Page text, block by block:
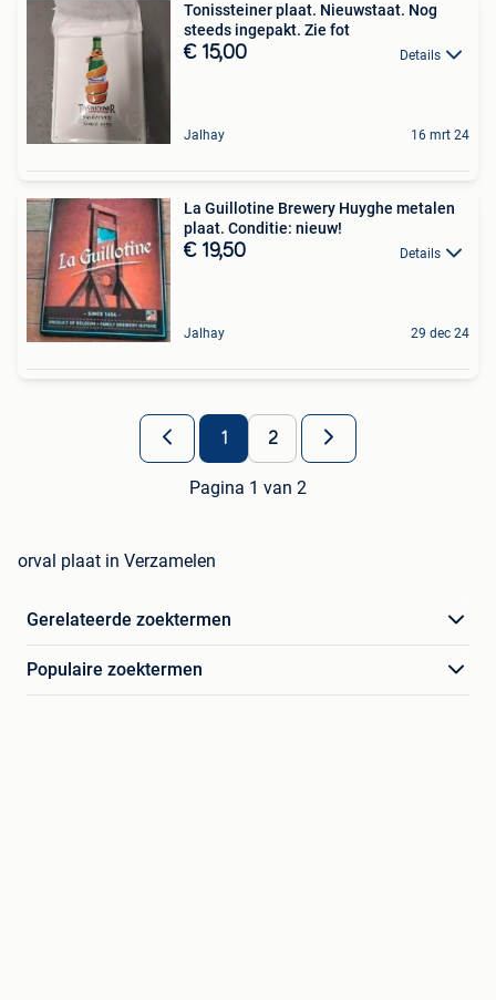
Tonissteiner plaat. Nieuwstaat. Nog
steeds ingepakt. Zie fot
€ 15,00 Details
Jalhay 16 mrt 24
La Guillotine Brewery Huyghe metalen
plaat. Conditie: nieuw!
€ 19,50 Details
Jalhay 29 dec 24
1 2
Pagina 1 van 2
orval plaat in Verzamelen
Gerelateerde zoektermen
Populaire zoektermen